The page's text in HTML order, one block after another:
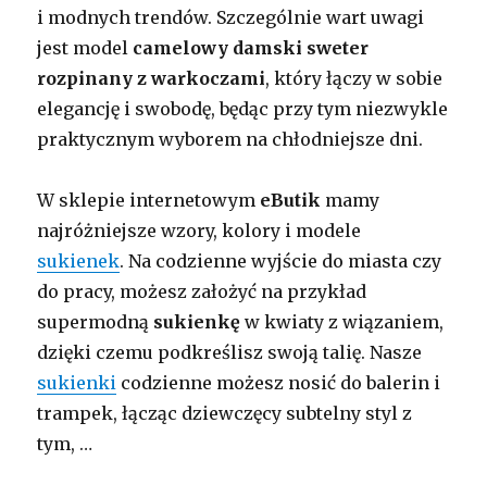
i modnych trendów. Szczególnie wart uwagi
jest model camelowy damski sweter
rozpinany z warkoczami, który łączy w sobie
elegancję i swobodę, będąc przy tym niezwykle
praktycznym wyborem na chłodniejsze dni.
W sklepie internetowym eButik mamy
najróżniejsze wzory, kolory i modele
sukienek. Na codzienne wyjście do miasta czy
do pracy, możesz założyć na przykład
supermodną sukienkę w kwiaty z wiązaniem,
dzięki czemu podkreślisz swoją talię. Nasze
sukienki codzienne możesz nosić do balerin i
trampek, łącząc dziewczęcy subtelny styl z
tym, …